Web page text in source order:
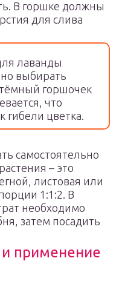
В горшке должны
для слива
лаванды
выбирать
горшочек
что
гибели цветка.
самостоятельно
– это
листовая или
1:1:2. В
необходимо
затем посадить
и применение